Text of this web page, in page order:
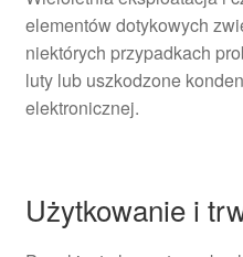
elementów dotykowych
niektórych przypadkach
luty lub uszkodzone
elektronicznej.
Użytkowanie i